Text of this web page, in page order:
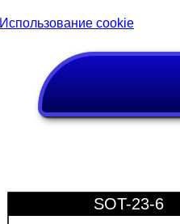
Использование cookie
SOT-23-6